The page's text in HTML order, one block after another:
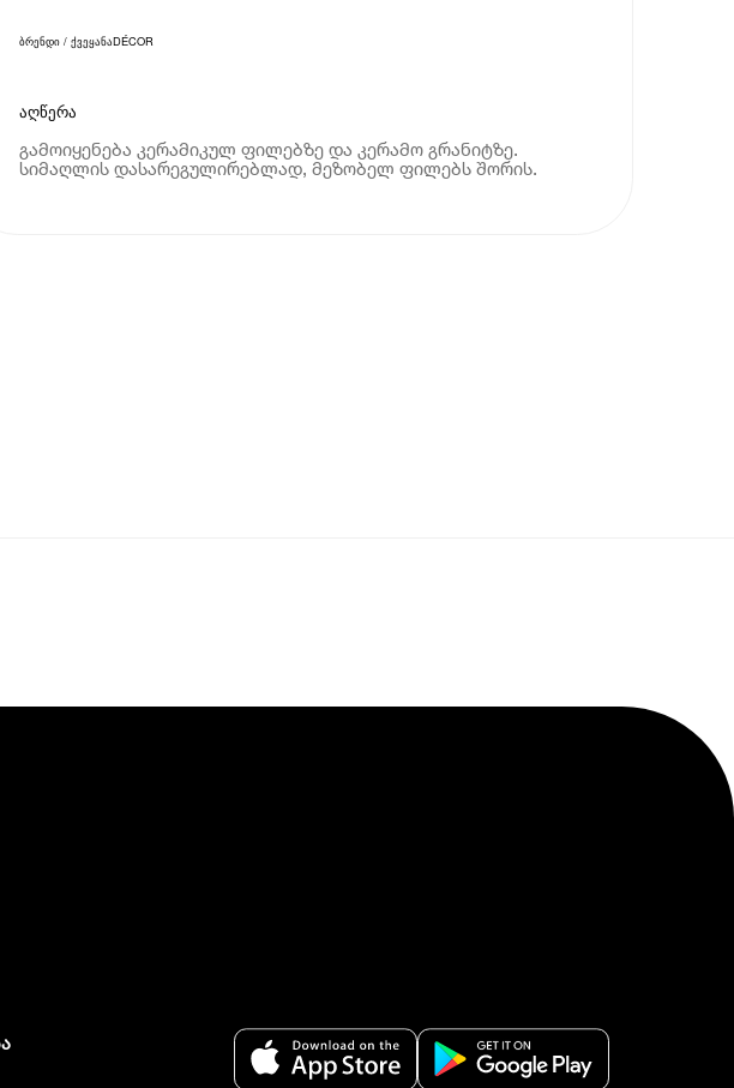
ბრენდი / ქვეყანაDÉCOR
აღწერა
გამოიყენება კერამიკულ ფილებზე და კერამო გრანიტზე.
სიმაღლის დასარეგულირებლად, მეზობელ ფილებს შორის.